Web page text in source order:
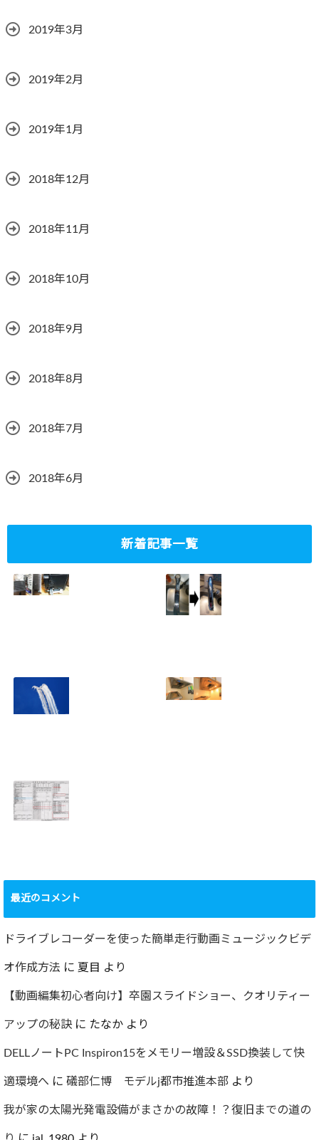
2019年3月
2019年2月
2019年1月
2018年12月
2018年11月
2018年10月
2018年9月
2018年8月
2018年7月
2018年6月
新着記事一覧
ド対応
2023.10.14
チレス水栓にDIY
で交換
撮影方法のレクチ
ャー
2022.12.24
要再検査となって
しまった…
2022.07.30
最近のコメント
ドライブレコーダーを使った簡単走行動画ミュージックビデ
オ作成方法 に 夏目 より
【動画編集初心者向け】卒園スライドショー、クオリティー
アップの秘訣に たなか より
DELLノートPC Inspiron15をメモリー増設＆SSD換装して快
適環境へ に 礒部仁博 モデルj都市推進本部 より
我が家の太陽光発電設備がまさかの故障！？復旧までの道の